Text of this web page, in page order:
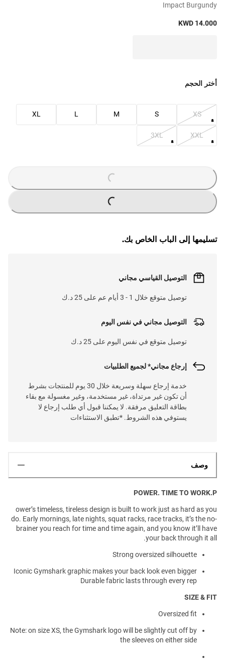
Impact Burgundy
KWD 14.000
أختر الحجم
XS
S
M
L
XL
XXL
3XL
L
.
تسليمها إلى الباب الخاص بك.
التوصيل القياسي مجاني
توصيل متوقع خلال 1 - 3 أيام عم على 25 د.ك
التوصيل مجاني في نفس اليوم
توصيل متوقع في نفس اليوم على 25 د.ك
إرجاع مجاني* لجميع الطلبيات
خدمة إرجاع سهلة وسريعة خلال 30 يوم للمنتجات بشرط
أن تكون غير مرتداة، غير مستخدمة، وغير مغسولة مع بقاء
بطاقة التعليق مرفقة. لا يمكننا قبول أي طلب إرجاع لا
يستوفي هذه الشروط. *تطبق الاستثناءات
وصف
POWER. TIME TO WORK.P
ower’s timeless, tireless design is built to work just as hard as you
do. Early mornings, late nights, squat racks, race tracks, it’s the no-
brainer you reach for time and time again, and you know it’ll have
your back through it all.
Strong oversized silhouette
Iconic Gymshark graphic makes your back look even bigger
Durable fabric lasts through every rep
SIZE & FIT
Oversized fit
Note: on size XS, the Gymshark logo will be slightly cut off by
the sleeves on either side